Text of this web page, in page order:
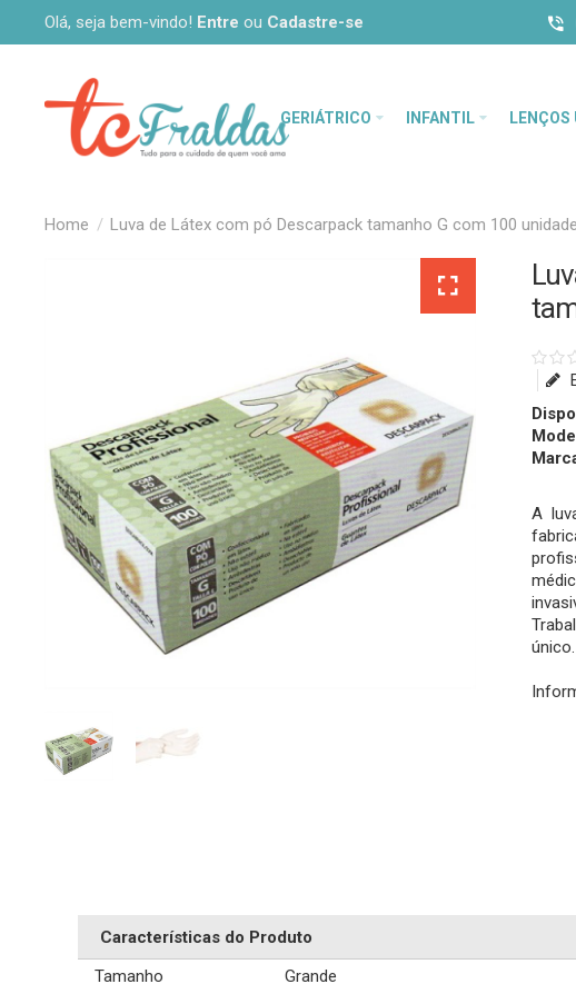
Olá, seja bem-vindo! Entre ou Cadastre-se
GERIÁTRICO INFANTIL
Luva de Látex com pó Descarpack tamanho G com 100
A
único.
Características do Produto
Tamanho
Grande